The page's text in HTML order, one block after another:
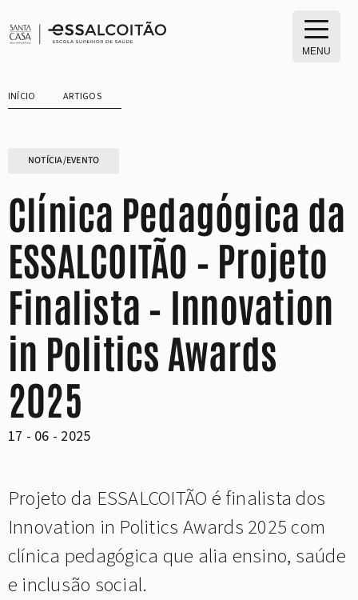
para
MENU
INÍCIO ARTIGOS
NOTÍCIA/EVENTO
Clínica Pedagógica da
ESSALCOITÃO – Projeto
Finalista – Innovation
in Politics Awards
2025
17 - 06 - 2025
Projeto da ESSALCOITÃO é finalista dos
Innovation in Politics Awards 2025 com
clínica pedagógica que alia ensino, saúde
e inclusão social.